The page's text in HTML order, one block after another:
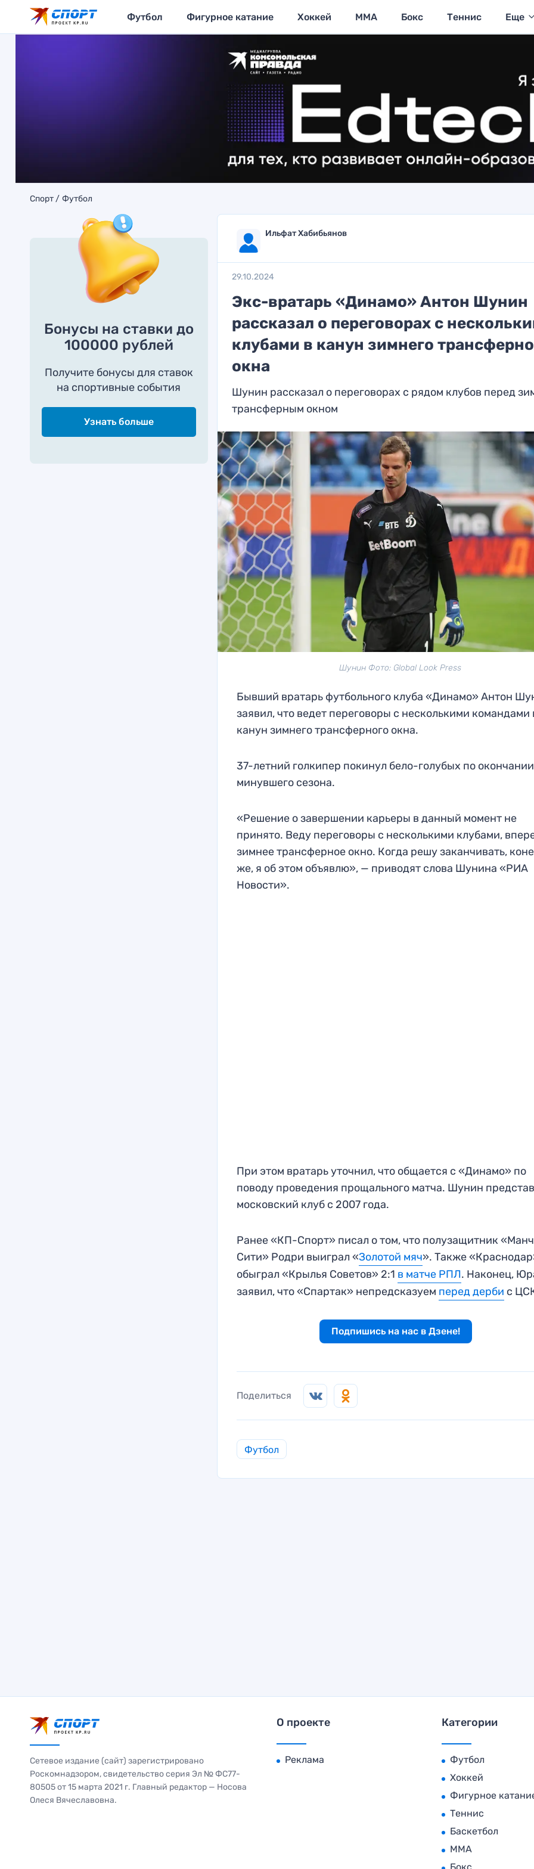
Футбол Фигурное катание Хоккей MMA Бокс Теннис Еще
Спорт Футбол
Бонусы на ставки до
100000 рублей
Получите бонусы для ставок
на спортивные события
Узнать больше
Ильфат Хабибьянов
29.10.2024
Экс-вратарь «Динамо» Антон Шунин
рассказал о переговорах с
клубами в канун зимнего
окна
Шунин рассказал о переговорах с рядом клубов перед
трансферным окном
Шунин Фото: Global Look Press
Бывший вратарь футбольного клуба «Динамо» Антон
заявил, что ведет переговоры с несколькими командами
канун зимнего трансферного окна.
37-летний голкипер покинул бело-голубых по окончании
минувшего сезона.
«Решение о завершении карьеры в данный момент не
принято. Веду переговоры с несколькими клубами,
зимнее трансферное окно. Когда решу заканчивать,
же, я об этом объявлю», — приводят слова Шунина «РИА
Новости».
При этом вратарь уточнил, что общается с «Динамо» по
поводу проведения прощального матча. Шунин
московский клуб с 2007 года.
Ранее «КП-Спорт» писал о том, что полузащитник
Сити» Родри выиграл «Золотой мяч». Также
обыграл «Крылья Советов» 2:1 в матче РПЛ. Наконец,
заявил, что «Спартак» непредсказуем перед дерби с
Подпишись на нас в Дзене!
Поделиться
Футбол
Сетевое издание (сайт) зарегистрировано
Роскомнадзором, свидетельство серия Эл № ФС77-
80505 от 15 марта 2021 г. Главный редактор — Носова
Олеся Вячеславовна.
О проекте
Реклама
Категории
Футбол
Хоккей
Фигурное
Теннис
Баскетбол
MMA